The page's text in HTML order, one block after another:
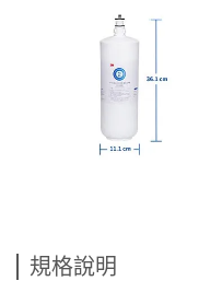
規格說明